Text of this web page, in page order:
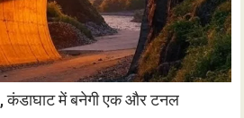
कंडाघाट में बनेगी एक और टनल